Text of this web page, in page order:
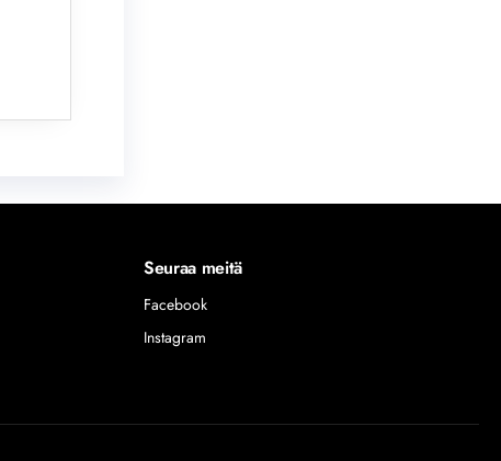
Seuraa meitä
Facebook
Instagram